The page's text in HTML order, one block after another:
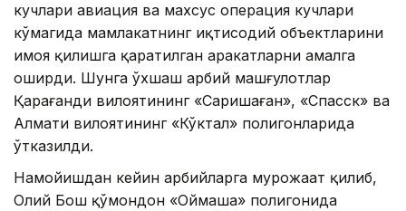
кучлари авиация ва махсус операция кучлари
кўмагида мамлакатнинг иқтисодий объектларини
ҳимоя қилишга қаратилган ҳаракатларни амалга
оширди. Шунга ўхшаш ҳарбий машғулотлар
Қарағанди вилоятининг «Саришаған», «Спасск» ва
Алмати вилоятининг «Кўктал» полигонларида
ўтказилди.
Намойишдан кейин ҳарбийларга мурожаат қилиб,
Олий Бош қўмондон «Оймаша» полигонида